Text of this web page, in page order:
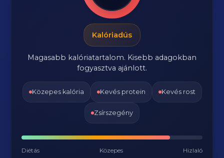
Kalóriadús
Magasabb kalóriatartalom. Kisebb adagokban
fogyasztva ajánlott.
Közepes kalória Kevés protein Kevés rost
Zsírszegény
Diétás Közepes Hizlaló